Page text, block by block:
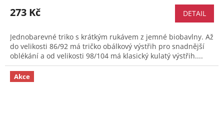
273 Kč DETAIL
Jednobarevné triko s krátkým rukávem z jemné biobavlny. Až
do velikosti 86/92 má tričko obálkový výstřih pro snadnější
oblékání a od velikosti 98/104 má klasický kulatý výstřih....
Akce